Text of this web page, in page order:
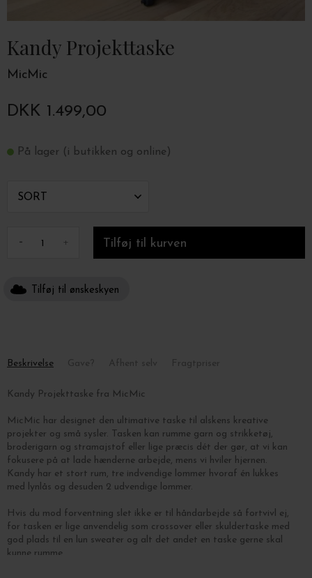
Kandy Projekttaske
MicMic
DKK 1.499,00
På lager (i butikken og online)
- +
Tilføj til ønskeskyen
Beskrivelse
Kandy Projekttaske fra MicMic
MicMic har designet den ultimative taske til alskens kreative
projekter og små sysler. Tasken kan rumme garn og strikketøj,
broderigarn og stramajstof eller lige præcis dét der gør, at vi kan
fokusere på at lade hænderne arbejde, mens vi hviler hjernen.
Kandy har et stort rum, tre indvendige lommer hvoraf én lukkes
med lynlås og desuden 2 udvendige lommer.
Hvis du mod forventning slet ikke er til håndarbejde så fortvivl ej,
for tasken er lige anvendelig som crossover eller skuldertaske med
god plads til en lun sweater og alt det andet en taske gerne skal
kunne rumme.